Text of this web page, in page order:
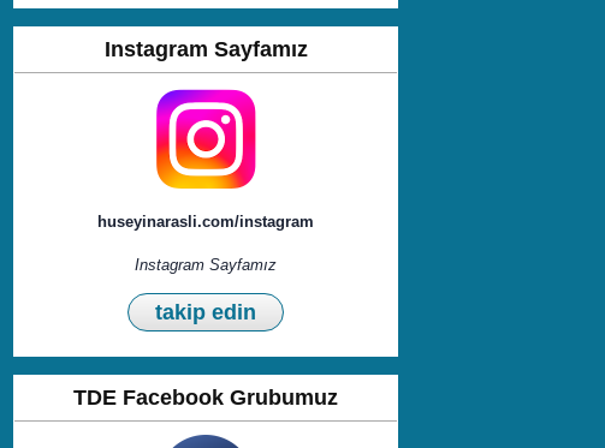
Instagram Sayfamız
huseyinarasli.com/instagram
Instagram Sayfamız
takip edin
TDE Facebook Grubumuz